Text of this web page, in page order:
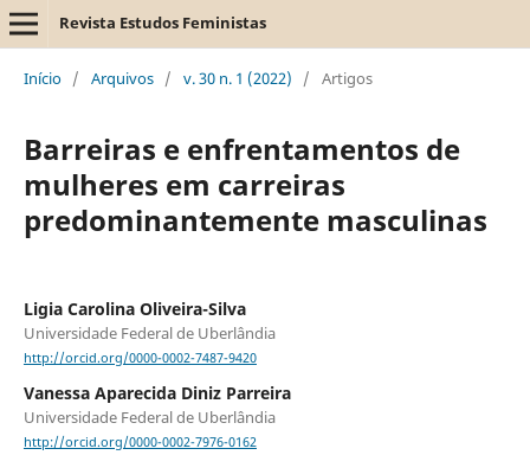
Revista Estudos Feministas
Início / Arquivos / v. 30 n. 1 (2022) / Artigos
Barreiras e enfrentamentos de
mulheres em carreiras
predominantemente masculinas
Ligia Carolina Oliveira-Silva
Universidade Federal de Uberlândia
http://orcid.org/0000-0002-7487-9420
Vanessa Aparecida Diniz Parreira
Universidade Federal de Uberlândia
http://orcid.org/0000-0002-7976-0162